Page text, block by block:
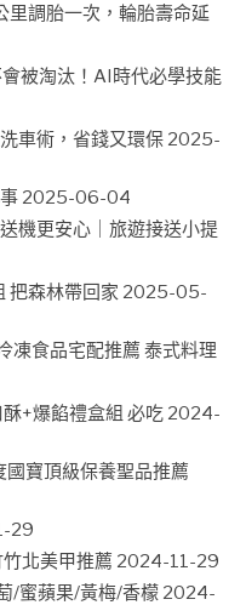
里調胎一次，輪胎壽命延
被淘汰！AI時代必學技能
車術，省錢又環保 2025-
2025-06-04
機更安心｜旅遊接送小提
把森林帶回家 2025-05-
凍食品宅配推薦 泰式料理
+爆餡禮盒組 必吃 2024-
國寶頂級保養聖品推薦
29
北美甲推薦 2024-11-29
/蜜蘋果/黃梅/香檬 2024-